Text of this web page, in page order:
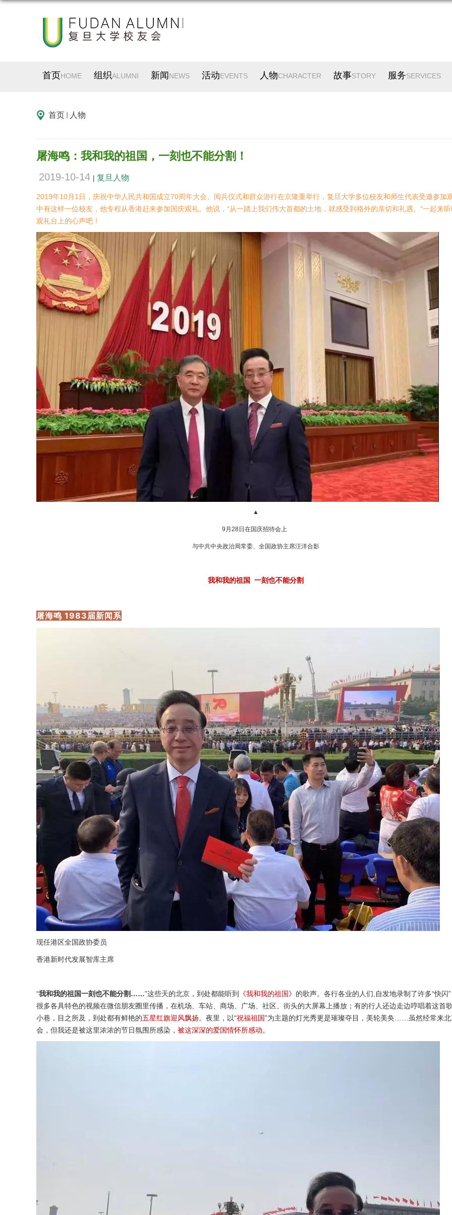
首页HOME 组织ALUMNI 新闻 NEWS 活动EVENTS 人物CHARACTER 故事STORY 服务SERVICES
首页 人物
屠海鸣：我和我的祖国，一刻也不能分割！
2019-10-14 复旦人物
2019年10月1日，庆祝中华人民共和国成立70周年大会、阅兵仪式和群众游行在京隆重举行，复旦大学多位校友和师生代表受邀参加
中有这样一位校友，他专程从香港赶来参加国庆观礼。他说，“从一踏上我们伟大首都的土地，就感受到格外的亲切和礼遇。”一起来
观礼台上的心声吧！
▲
9月28日在国庆招待会上
与中共中央政治局常委、全国政协主席汪洋合影
我和我的祖国 一刻也不能分割
屠海鸣 1983届新闻系
现任港区全国政协委员
香港新时代发展智库主席
“我和我的祖国一刻也不能分割……”这些天的北京，到处都能听到 《我和我的祖国》 的歌声。各行各业的人们,自发地录制了许多“快闪
很多各具特色的视频在微信朋友圈里传播，在机场、车站、商场、广场、社区、街头的大屏幕上播放；有的行人还边走边哼唱着这首
小巷，目之所及，到处都有鲜艳的五星红旗迎风飘扬。夜里，以“祝福祖国”为主题的灯光秀更是璀璨夺目，美轮美奂……虽然经常来
会，但我还是被这里浓浓的节日氛围所感染， 被这深深的爱国情怀所感动。